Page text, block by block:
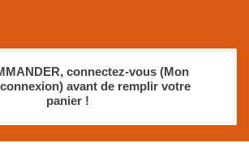
connectez-vous (Mon
avant de remplir votre
panier !